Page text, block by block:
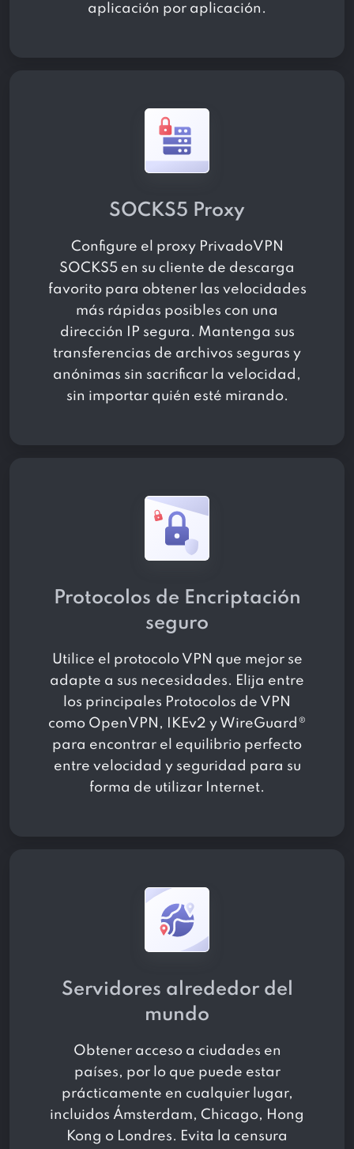
aplicación por aplicación.
SOCKS5 Proxy
Configure el proxy PrivadoVPN
SOCKS5 en su cliente de descarga
favorito para obtener las velocidades
más rápidas posibles con una
dirección IP segura. Mantenga sus
transferencias de archivos seguras y
anónimas sin sacrificar la velocidad,
sin importar quién esté mirando.
Protocolos de Encriptación
seguro
Utilice el protocolo VPN que mejor se
adapte a sus necesidades. Elija entre
los principales Protocolos de VPN
como OpenVPN, IKEv2 y WireGuard®
para encontrar el equilibrio perfecto
entre velocidad y seguridad para su
forma de utilizar Internet.
Servidores alrededor del
mundo
Obtener acceso a ciudades en
países, por lo que puede estar
prácticamente en cualquier lugar,
incluidos Ámsterdam, Chicago, Hong
Kong o Londres. Evita la censura